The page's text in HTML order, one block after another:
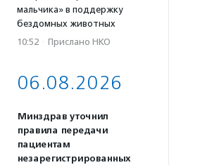
мальчика» в поддержку
бездомных животных
10:52 · Прислано НКО
06.08.2026
Минздрав уточнил
правила передачи
пациентам
незарегистрированных